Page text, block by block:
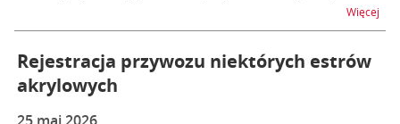
Więcej
Rejestracja przywozu niektórych estrów
akrylowych